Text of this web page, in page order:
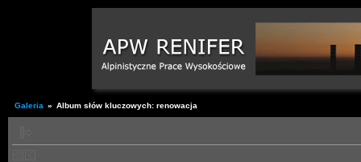
Galeria » Album słów kluczowych: renowacja